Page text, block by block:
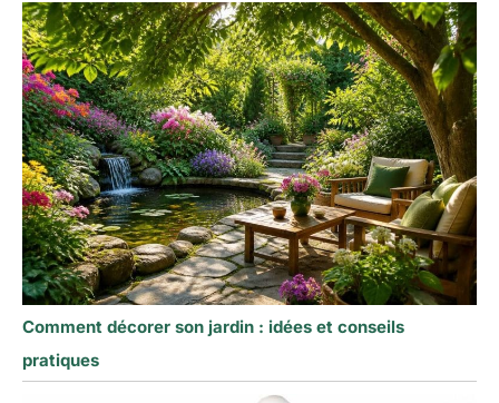
Comment décorer son jardin : idées et conseils
pratiques